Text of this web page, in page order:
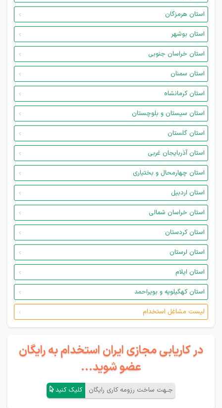
استان هرمزگان
استان بوشهر
استان خراسان جنوبی
استان سمنان
استان کرمانشاه
استان سیستان و بلوچستان
استان گلستان
استان آذربایجان غربی
استان چهارمحال و بختیاری
استان اردبیل
استان خراسان شمالی
استان کردستان
استان لرستان
استان ایلام
استان کهگیلویه و بویراحمد
لیست مشاغل استخدام
در کاریابی مجازی ایران استخدام به رایگان
عضو شوید...
جـهت ساخت رزومه کاری رایگان کلیک کنید